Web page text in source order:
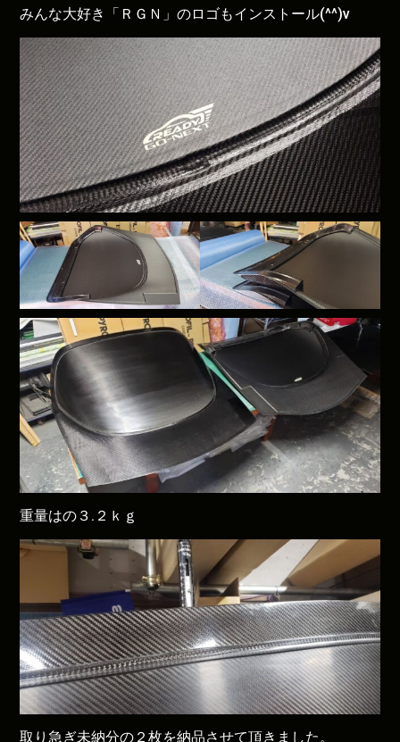
みんな大好き「ＲＧＮ」のロゴもインストール(^^)v
重量はの３.２ｋｇ
取り急ぎ未納分の２枚を納品させて頂きました。